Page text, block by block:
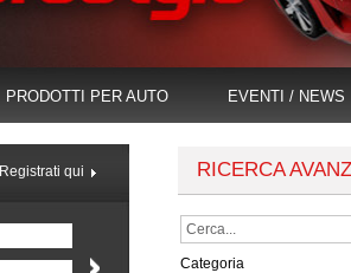
PRODOTTI PER AUTO EVENTI / NEWS
Registrati qui RICERCA
Categoria